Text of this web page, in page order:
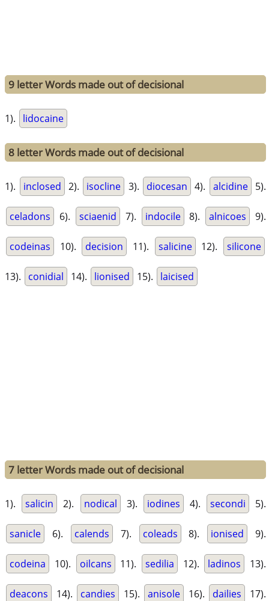
9 letter Words made out of decisional
1). lidocaine
8 letter Words made out of decisional
1). inclosed 2). isocline 3). diocesan 4). alcidine 5).
celadons 6). sciaenid 7). indocile 8). alnicoes 9).
codeinas 10). decision 11). salicine 12). silicone
13). conidial 14). lionised 15). laicised
7 letter Words made out of decisional
1). salicin 2). nodical 3). iodines 4). secondi 5).
sanicle 6). calends 7). coleads 8). ionised 9).
codeina 10). oilcans 11). sedilia 12). ladinos 13).
deacons 14). candies 15). anisole 16). dailies 17).